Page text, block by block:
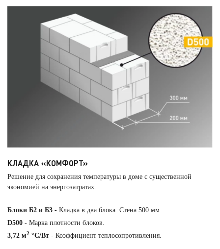
КЛАДКА «КОМФОРТ»
Решение для сохранения температуры в доме с существенной
экономией на энергозатратах.
Блоки Б2 и Б3 - Кладка в два блока. Стена 500 мм.
D500 - Марка плотности блоков.
3,72 м2 °С/Вт - Коэффициент теплосопротивления.